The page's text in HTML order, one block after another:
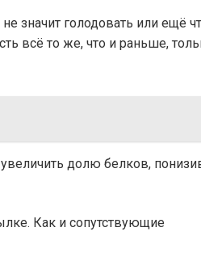
значит голодовать или ещё
всё то же, что и раньше,
долю белков,
Как и сопутствующие